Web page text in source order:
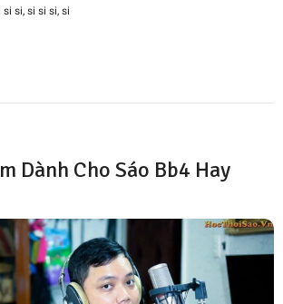
si, si si si, si
Dành Cho Sáo Bb4 Hay